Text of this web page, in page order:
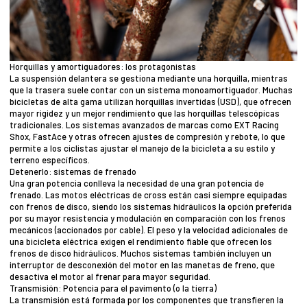
Horquillas y amortiguadores: los protagonistas
La suspensión delantera se gestiona mediante una horquilla, mientras
que la trasera suele contar con un sistema monoamortiguador. Muchas
bicicletas de alta gama utilizan horquillas invertidas (USD), que ofrecen
mayor rigidez y un mejor rendimiento que las horquillas telescópicas
tradicionales. Los sistemas avanzados de marcas como EXT Racing
Shox, FastAce y otras ofrecen ajustes de compresión y rebote, lo que
permite a los ciclistas ajustar el manejo de la bicicleta a su estilo y
terreno específicos.
Detenerlo: sistemas de frenado
Una gran potencia conlleva la necesidad de una gran potencia de
frenado. Las motos eléctricas de cross están casi siempre equipadas
con frenos de disco, siendo los sistemas hidráulicos la opción preferida
por su mayor resistencia y modulación en comparación con los frenos
mecánicos (accionados por cable). El peso y la velocidad adicionales de
una bicicleta eléctrica exigen el rendimiento fiable que ofrecen los
frenos de disco hidráulicos. Muchos sistemas también incluyen un
interruptor de desconexión del motor en las manetas de freno, que
desactiva el motor al frenar para mayor seguridad.
Transmisión: Potencia para el pavimento (o la tierra)
La transmisión está formada por los componentes que transfieren la